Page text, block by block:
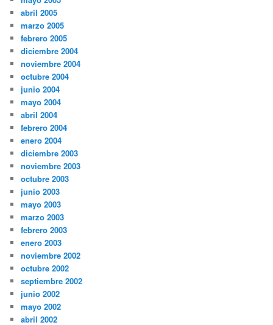
abril 2005
marzo 2005
febrero 2005
diciembre 2004
noviembre 2004
octubre 2004
junio 2004
mayo 2004
abril 2004
febrero 2004
enero 2004
diciembre 2003
noviembre 2003
octubre 2003
junio 2003
mayo 2003
marzo 2003
febrero 2003
enero 2003
noviembre 2002
octubre 2002
septiembre 2002
junio 2002
mayo 2002
abril 2002